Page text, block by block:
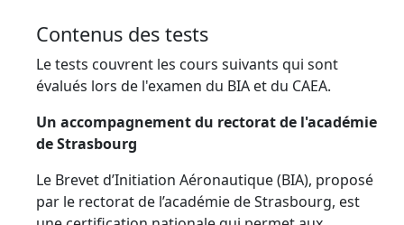
Contenus des tests
Le tests couvrent les cours suivants qui sont
évalués lors de l'examen du BIA et du CAEA.
Un accompagnement du rectorat de l'académie
de Strasbourg
Le Brevet d’Initiation Aéronautique (BIA), proposé
par le rectorat de l’académie de Strasbourg, est